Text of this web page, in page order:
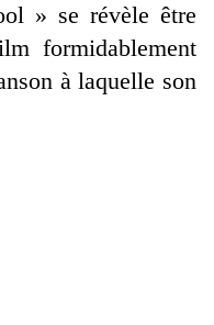
» se révèle être
formidablement
à laquelle son